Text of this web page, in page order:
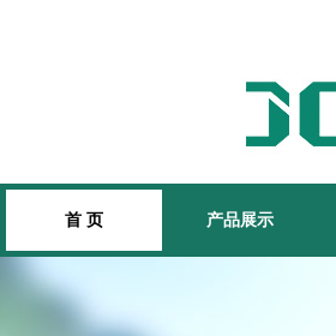
首 页 产品展示